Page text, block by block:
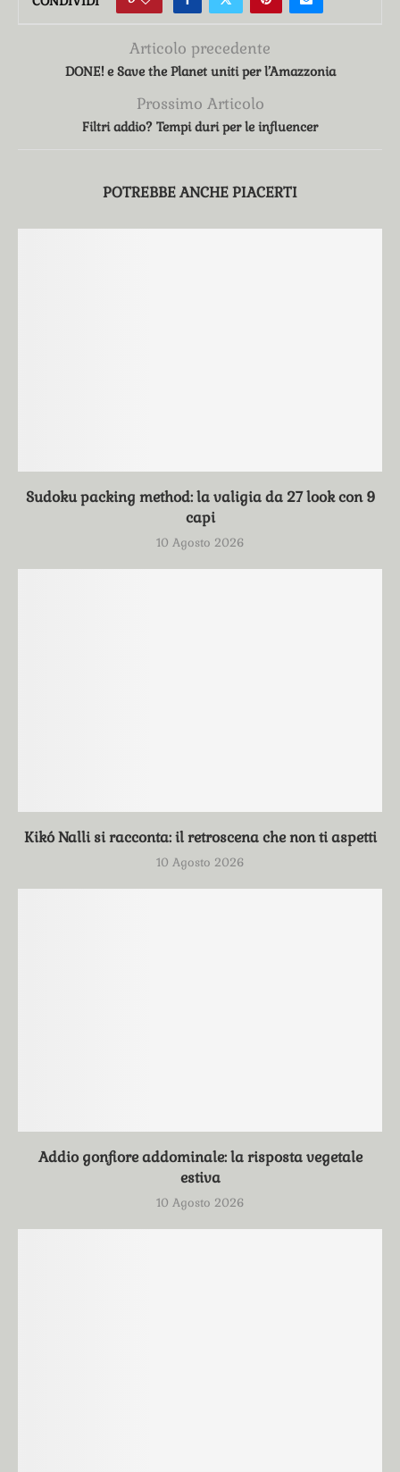
Articolo precedente
DONE! e Save the Planet uniti per l’Amazzonia
Prossimo Articolo
Filtri addio? Tempi duri per le influencer
POTREBBE ANCHE PIACERTI
Sudoku packing method: la valigia da 27 look con 9
capi
10 Agosto 2026
Kikó Nalli si racconta: il retroscena che non ti aspetti
10 Agosto 2026
Addio gonfiore addominale: la risposta vegetale
estiva
10 Agosto 2026